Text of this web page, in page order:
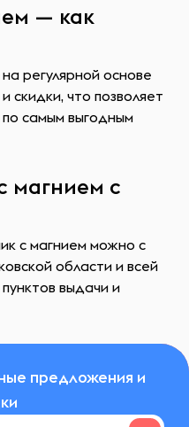
— как
регулярной основе
скидки, что позволяет
самым выгодным
магнием с
с магнием можно с
области и всей
выдачи и
предложения и